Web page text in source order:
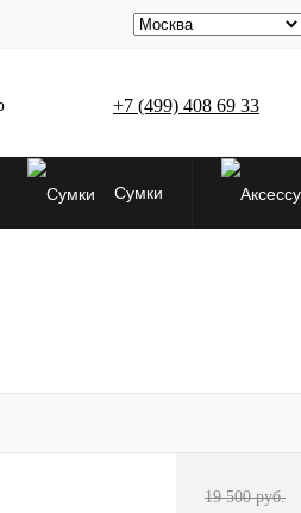
+7 (499) 408 69 33
Сумки
19 500 руб.